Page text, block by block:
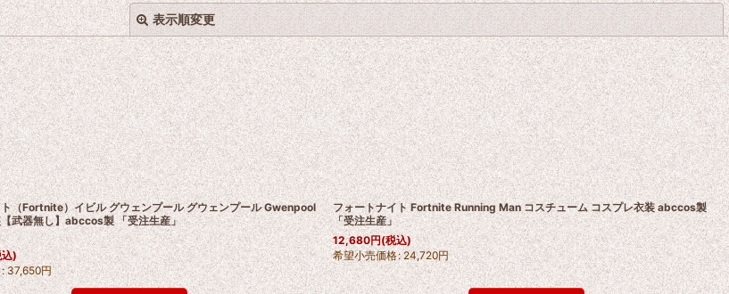
表示順変更
絞り込む
閉じる
（Fortnite）イビル グウェンプール グウェンプール Gwenpool
武器無し】abccos製 「受注生産」
)
: 37,650円
フォートナイト Fortnite Running Man コスチューム コスプレ衣装 abccos製
「受注生産」
12,680円(税込)
希望小売価格: 24,720円